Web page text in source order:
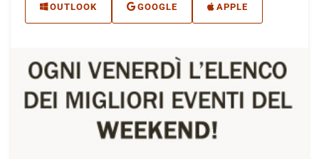
OUTLOOK GOOGLE APPLE